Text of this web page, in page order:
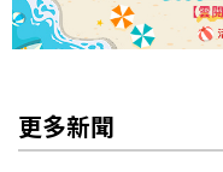
更多新聞